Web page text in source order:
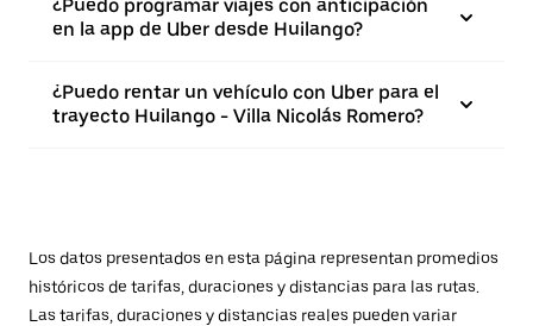
¿Puedo programar viajes con anticipación
en la app de Uber desde Huilango?
¿Puedo rentar un vehículo con Uber para el
trayecto Huilango - Villa Nicolás Romero?
Los datos presentados en esta página representan promedios
históricos de tarifas, duraciones y distancias para las rutas.
Las tarifas, duraciones y distancias reales pueden variar